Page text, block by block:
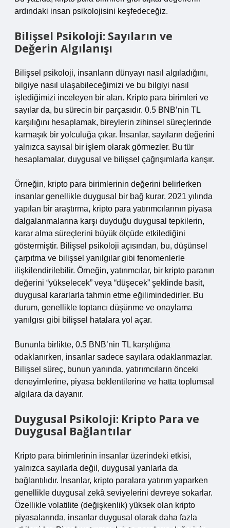
ardındaki insan psikolojisini keşfedeceğiz.
Bilişsel Psikoloji: Sayıların ve
Değerin Algılanışı
Bilişsel psikoloji, insanların dünyayı nasıl algıladığını,
bilgiye nasıl ulaşabileceğimizi ve bu bilgiyi nasıl
işlediğimizi inceleyen bir alan. Kripto para birimleri ve
sayılar da, bu sürecin bir parçasıdır. 0.5 BNB’nin TL
karşılığını hesaplamak, bireylerin zihinsel süreçlerinde
karmaşık bir yolculuğa çıkar. İnsanlar, sayıların değerini
yalnızca sayısal bir işlem olarak görmezler. Bu tür
hesaplamalar, duygusal ve bilişsel çağrışımlarla karışır.
Örneğin, kripto para birimlerinin değerini belirlerken
insanlar genellikle duygusal bir bağ kurar. 2021 yılında
yapılan bir araştırma, kripto para yatırımcılarının piyasa
dalgalanmalarına karşı duyduğu duygusal tepkilerin,
karar alma süreçlerini büyük ölçüde etkilediğini
göstermiştir. Bilişsel psikoloji açısından, bu, düşünsel
çarpıtma ve bilişsel yanılgılar gibi fenomenlerle
ilişkilendirilebilir. Örneğin, yatırımcılar, bir kripto paranın
değerini “yükselecek” veya “düşecek” şeklinde basit,
duygusal kararlarla tahmin etme eğilimindedirler. Bu
durum, genellikle toptancı düşünme ve onaylama
yanılgısı gibi bilişsel hatalara yol açar.
Bununla birlikte, 0.5 BNB’nin TL karşılığına
odaklanırken, insanlar sadece sayılara odaklanmazlar.
Bilişsel süreç, bunun yanında, yatırımcıların önceki
deneyimlerine, piyasa beklentilerine ve hatta toplumsal
algılara da dayanır.
Duygusal Psikoloji: Kripto Para ve
Duygusal Bağlantılar
Kripto para birimlerinin insanlar üzerindeki etkisi,
yalnızca sayılarla değil, duygusal yanlarla da
bağlantılıdır. İnsanlar, kripto paralara yatırım yaparken
genellikle duygusal zekâ seviyelerini devreye sokarlar.
Özellikle volatilite (değişkenlik) yüksek olan kripto
piyasalarında, insanlar duygusal olarak daha fazla